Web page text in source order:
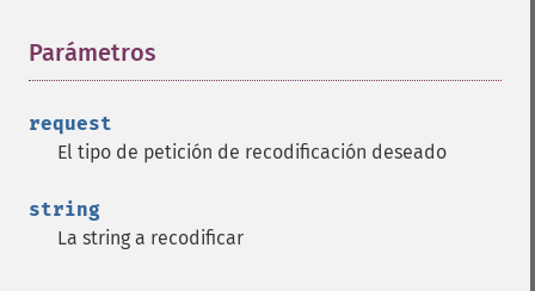
Parámetros
request
El tipo de petición de recodificación deseado
string
La string a recodificar